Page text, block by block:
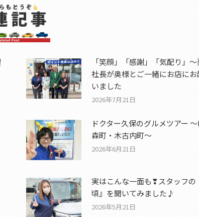
「笑顔」「感謝」「気配り」
社長が奥様とご一緒にお店に
いました
2026年7月21日
ドクター久保のグルメツアー
森町・木古内町～
2026年6月21日
実はこんな一面も❣スタッフの
頃』を聞いてみました♪
2026年5月21日